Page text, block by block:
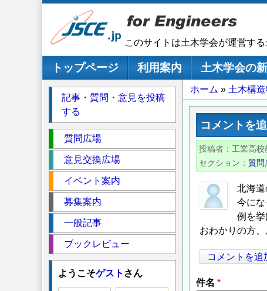
このサイトは土木学会が運営す
メインナビゲーション
トップページ 利用案内 土木学会の
パ
ン
ず
ホーム 土木構
コメントを
投稿者 工業高校
セクション
質問
北海道
今にな
例を挙
おわかりの方、
コメントを追
件名
記事・質問・意見を投稿
する
ク
シ
質問広場
意見交換広場
イベント案内
募集案内
一般記事
ブックレビュー
ようこそゲスト さん